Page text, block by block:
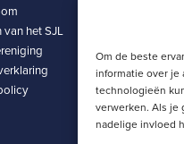
Om de beste
informatie over je
technologieën
verwerken. Als je
nadelige invloed
van het SJL